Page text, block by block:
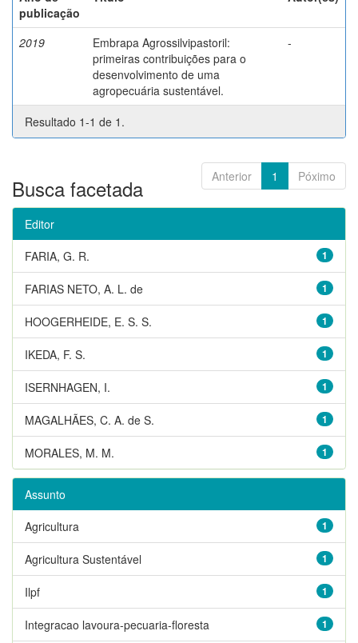
publicação
2019
Embrapa Agrossilvipastoril:
primeiras contribuições para o
desenvolvimento de uma
agropecuária sustentável.
-
Resultado 1-1 de 1.
Anterior 1 Póximo
Busca facetada
Editor
1
FARIA, G. R.
1
FARIAS NETO, A. L. de
1
HOOGERHEIDE, E. S. S.
1
IKEDA, F. S.
1
ISERNHAGEN, I.
1
MAGALHÃES, C. A. de S.
1
MORALES, M. M.
Assunto
1
Agricultura
1
Agricultura Sustentável
1
Ilpf
1
Integracao lavoura-pecuaria-floresta